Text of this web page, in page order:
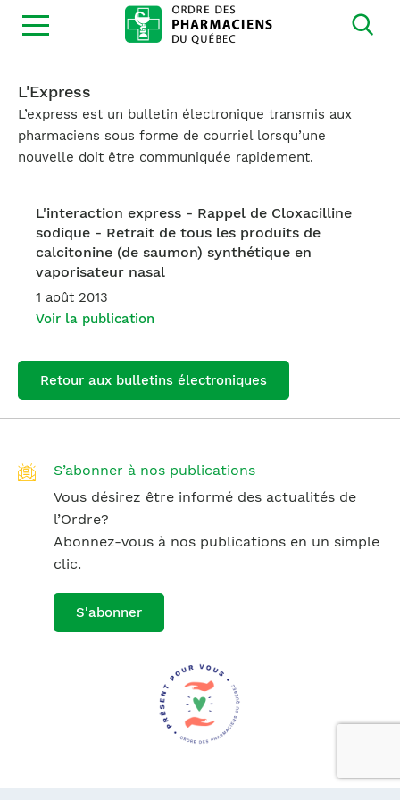
Ouvrir
la
L'Express
L’express est un bulletin électronique transmis aux
pharmaciens sous forme de courriel lorsqu’une
nouvelle doit être communiquée rapidement.
L'interaction express - Rappel de Cloxacilline
sodique - Retrait de tous les produits de
calcitonine (de saumon) synthétique en
vaporisateur nasal
1 août 2013
Voir la publication
Retour aux bulletins électroniques
S’abonner à nos publications
Vous désirez être informé des actualités de
l’Ordre?
Abonnez-vous à nos publications en un simple
clic.
S'abonner